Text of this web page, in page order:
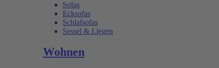
Sofas
Ecksofas
Schlafsofas
Sessel & Liegen
Wohnen